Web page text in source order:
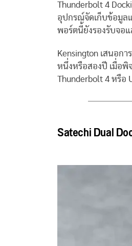
Thunderbolt 4
อุปกรณ์จัดเก็บข้อมูล
พอร์ตนี้ยังรองรับจอ
Kensington เสนอก
หนึ่งหรือสองปี เมื่อพิ
Thunderbolt 4 หรือ
Satechi Dual